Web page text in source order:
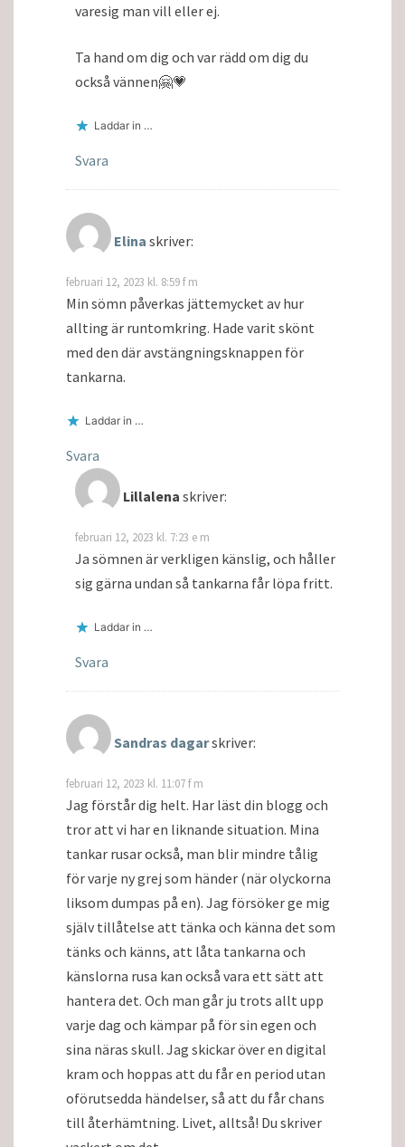
varesig man vill eller ej.
Ta hand om dig och var rädd om dig du
också vännen🤗💗
Laddar in …
Svara
Elina skriver:
februari 12, 2023 kl. 8:59 f m
Min sömn påverkas jättemycket av hur
allting är runtomkring. Hade varit skönt
med den där avstängningsknappen för
tankarna.
Laddar in …
Svara
Lillalena skriver:
februari 12, 2023 kl. 7:23 e m
Ja sömnen är verkligen känslig, och håller
sig gärna undan så tankarna får löpa fritt.
Laddar in …
Svara
Sandras dagarskriver:
februari 12, 2023 kl. 11:07 f m
Jag förstår dig helt. Har läst din blogg och
tror att vi har en liknande situation. Mina
tankar rusar också, man blir mindre tålig
för varje ny grej som händer (när olyckorna
liksom dumpas på en). Jag försöker ge mig
själv tillåtelse att tänka och känna det som
tänks och känns, att låta tankarna och
känslorna rusa kan också vara ett sätt att
hantera det. Och man går ju trots allt upp
varje dag och kämpar på för sin egen och
sina näras skull. Jag skickar över en digital
kram och hoppas att du får en period utan
oförutsedda händelser, så att du får chans
till återhämtning. Livet, alltså! Du skriver